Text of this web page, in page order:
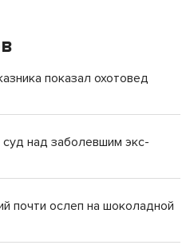
показал охотовед
над заболевшим экс-
почти ослеп на шоколадной